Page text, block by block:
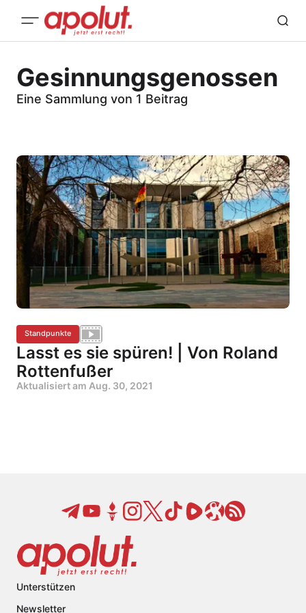
Gesinnungsgenossen
Eine Sammlung von 1 Beitrag
Standpunkte
Lasst es sie spüren! | Von Roland
Rottenfußer
Aktualisiert am Aug. 30, 2021
Unterstützen
Newsletter